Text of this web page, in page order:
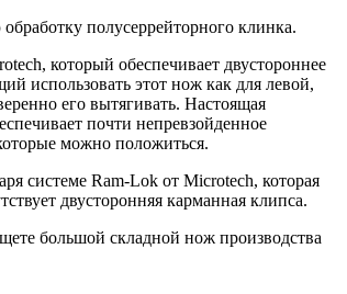
полусеррейторного клинка.
который обеспечивает двустороннее
использовать этот нож как для левой,
его вытягивать. Настоящая
почти непревзойденное
можно положиться.
системе Ram-Lok от Microtech, которая
двусторонняя карманная клипса.
большой складной нож производства